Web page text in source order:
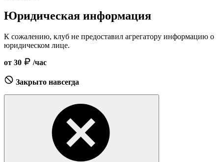
Юридическая информация
К сожалению, клуб не предоставил агрегатору информацию о
юридическом лице.
от 30 /час
Закрыто навсегда